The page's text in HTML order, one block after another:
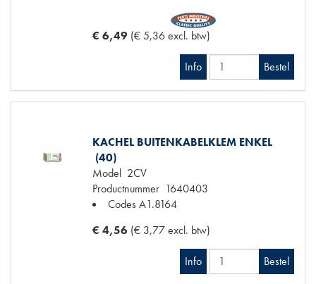
€ 6,49 (€ 5,36 excl. btw)
Info Bestel
KACHEL BUITENKABELKLEM ENKEL
(40)
Model 2CV
Productnummer 1640403
CodesA1.8164
€ 4,56 (€ 3,77 excl. btw)
Info Bestel